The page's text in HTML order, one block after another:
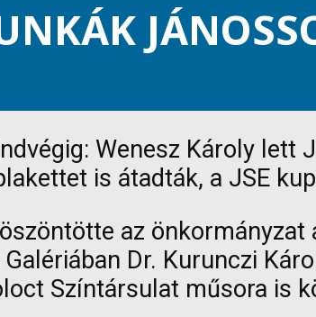
Wenesz Károly lett
is átadták, a JSE
az
Dr. Kurunczi
Színtársulat műsora is